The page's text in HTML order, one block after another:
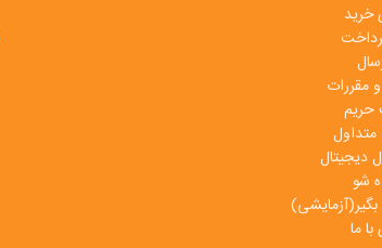
خرید
مقررات
متداول
دیجیتال
شو
ما